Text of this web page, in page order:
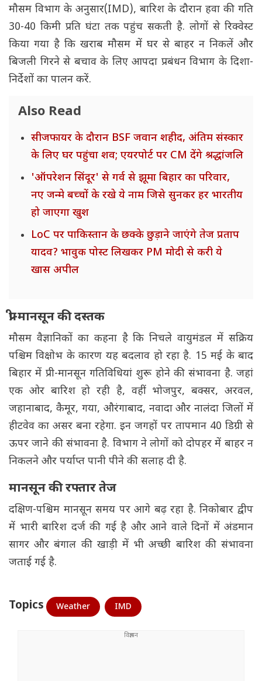
मौसम विभाग के अनुसार(IMD), बारिश के दौरान हवा की गति
30-40 किमी प्रति घंटा तक पहुंच सकती है. लोगों से रिक्वेस्ट
किया गया है कि खराब मौसम में घर से बाहर न निकलें और
बिजली गिरने से बचाव के लिए आपदा प्रबंधन विभाग के दिशा-
निर्देशों का पालन करें.
Also Read
सीजफायर के दौरान BSF जवान शहीद, अंतिम संस्कार
के लिए घर पहुंचा शव; एयरपोर्ट पर CM देंगे श्रद्धांजलि
'ऑपरेशन सिंदूर' से गर्व से झूमा बिहार का परिवार,
नए जन्मे बच्चों के रखे ये नाम जिसे सुनकर हर भारतीय
हो जाएगा खुश
LoC पर पाकिस्तान के छक्के छुड़ाने जाएंगे तेज प्रताप
यादव? भावुक पोस्ट लिखकर PM मोदी से करी ये
खास अपील
प्री-मानसून की दस्तक
मौसम वैज्ञानिकों का कहना है कि निचले वायुमंडल में सक्रिय
पश्चिम विक्षोभ के कारण यह बदलाव हो रहा है. 15 मई के बाद
बिहार में प्री-मानसून गतिविधियां शुरू होने की संभावना है. जहां
एक ओर बारिश हो रही है, वहीं भोजपुर, बक्सर, अरवल,
जहानाबाद, कैमूर, गया, औरंगाबाद, नवादा और नालंदा जिलों में
हीटवेव का असर बना रहेगा. इन जगहों पर तापमान 40 डिग्री से
ऊपर जाने की संभावना है. विभाग ने लोगों को दोपहर में बाहर न
निकलने और पर्याप्त पानी पीने की सलाह दी है.
मानसून की रफ्तार तेज
दक्षिण-पश्चिम मानसून समय पर आगे बढ़ रहा है. निकोबार द्वीप
में भारी बारिश दर्ज की गई है और आने वाले दिनों में अंडमान
सागर और बंगाल की खाड़ी में भी अच्छी बारिश की संभावना
जताई गई है.
Topics Weather IMD